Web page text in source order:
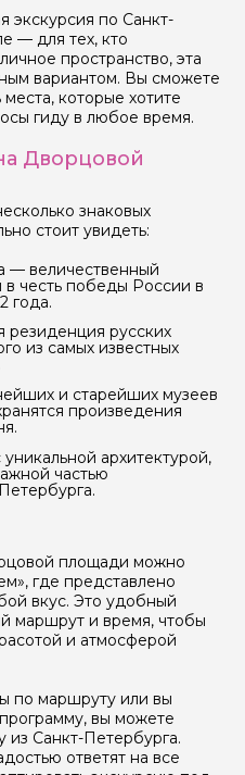
экскурсия по Санкт-
— для тех, кто
пространство, эта
вариантом. Вы сможете
которые хотите
гиду в любое время.
Дворцовой
знаковых
стоит увидеть:
— величественный
честь победы России в
года.
русских
из самых известных
и старейших музеев
произведения
архитектурой,
частью
площади можно
где представлено
вкус. Это удобный
маршрут и время, чтобы
и атмосферой
по маршруту или вы
вы можете
из Санкт-Петербурга.
ответят на все
вопросы, можете их
персональных